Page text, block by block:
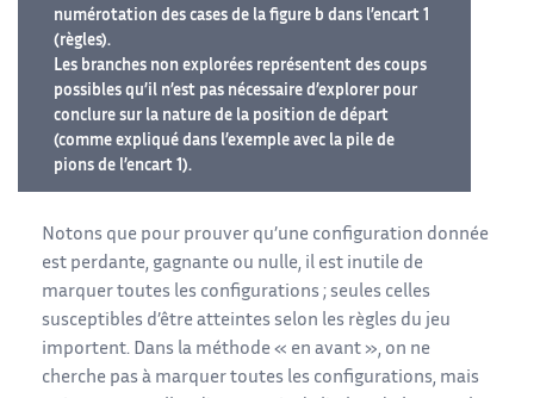
numérotation des cases de la figure b dans l’encart 1
(règles).
Les branches non explorées représentent des coups
possibles qu’il n’est pas nécessaire d’explorer pour
conclure sur la nature de la position de départ
(comme expliqué dans l’exemple avec la pile de
pions de l’encart 1).
Notons que pour prouver qu’une configuration donnée
est perdante, gagnante ou nulle, il est inutile de
marquer toutes les configurations ; seules celles
susceptibles d’être atteintes selon les règles du jeu
importent. Dans la méthode « en avant », on ne
cherche pas à marquer toutes les configurations, mais